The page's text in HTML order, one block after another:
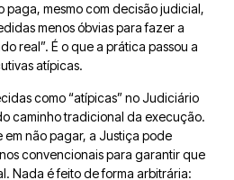
paga, mesmo com decisão judicial,
menos óbvias para fazer a
real”. É o que a prática passou a
atípicas.
como “atípicas” no Judiciário
caminho tradicional da execução.
não pagar, a Justiça pode
convencionais para garantir que
Nada é feito de forma arbitrária: